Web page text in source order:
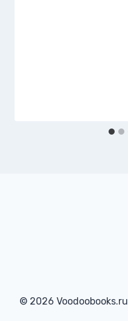
© 2026